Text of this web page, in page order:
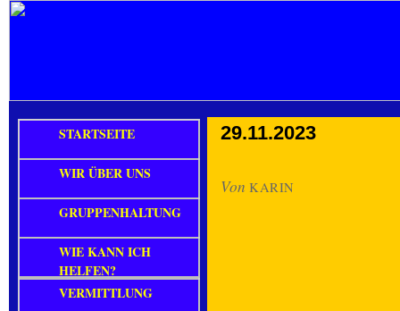
29.11.2023
Von KARIN
STARTSEITE
WIR ÜBER UNS
GRUPPENHALTUNG
WIE KANN ICH
HELFEN?
VERMITTLUNG